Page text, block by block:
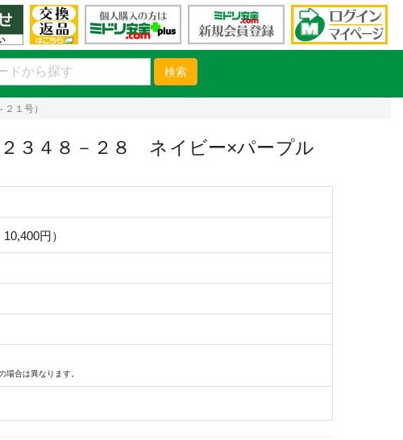
検索
１号）
３４８－２８ ネイビー×パープル
10,400円）
合は異なります。